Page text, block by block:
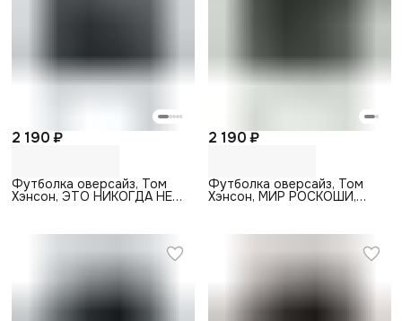
2 190 ₽
Футболка оверсайз, Том
Хэнсон, ЭТО НИКОГДА НЕ
2 190 ₽
Футболка оверсайз, Том
Хэнсон, МИР РОСКОШИ,